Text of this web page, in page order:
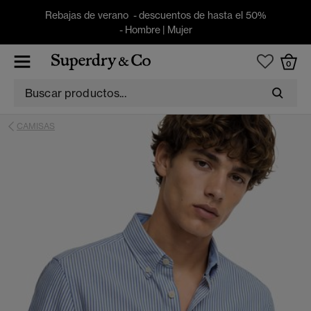
Rebajas de verano - descuentos de hasta el 50%
- Hombre| Mujer
0
CAMISAS